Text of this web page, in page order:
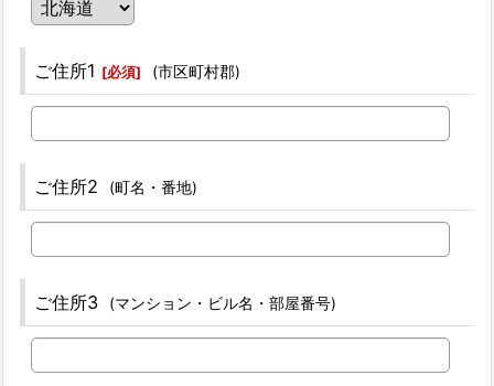
ご住所1 [必須] (市区町村郡)
ご住所2 (町名・番地)
ご住所3 (マンション・ビル名・部屋番号)